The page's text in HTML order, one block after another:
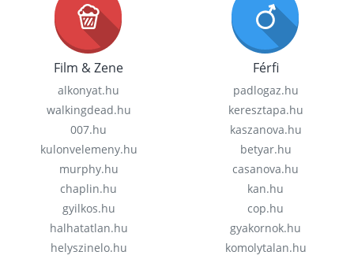
Film & Zene
alkonyat.hu
walkingdead.hu
007.hu
kulonvelemeny.hu
murphy.hu
chaplin.hu
gyilkos.hu
halhatatlan.hu
helyszinelo.hu
Férfi
padlogaz.hu
keresztapa.hu
kaszanova.hu
betyar.hu
casanova.hu
kan.hu
cop.hu
gyakornok.hu
komolytalan.hu